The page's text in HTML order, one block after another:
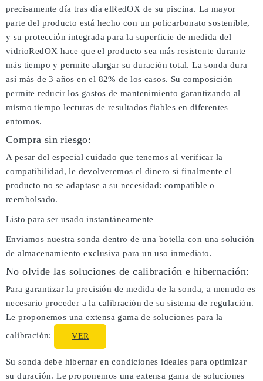
precisamente día tras día elRedOX de su piscina. La mayor
parte del producto está hecho con un policarbonato sostenible,
y su protección integrada para la superficie de medida del
vidrioRedOX hace que el producto sea más resistente durante
más tiempo y permite alargar su duración total. La sonda dura
así más de 3 años en el 82% de los casos. Su composición
permite reducir los gastos de mantenimiento garantizando al
mismo tiempo lecturas de resultados fiables en diferentes
entornos.
Compra sin riesgo:
A pesar del especial cuidado que tenemos al verificar la
compatibilidad, le devolveremos el dinero si finalmente el
producto no se adaptase a su necesidad: compatible o
reembolsado.
Listo para ser usado instantáneamente
Enviamos nuestra sonda dentro de una botella con una solución
de almacenamiento exclusiva para un uso inmediato.
No olvide las soluciones de calibración e hibernación:
Para garantizar la precisión de medida de la sonda, a menudo es
necesario proceder a la calibración de su sistema de regulación.
Le proponemos una extensa gama de soluciones para la
calibración:
VER
Su sonda debe hibernar en condiciones ideales para optimizar
su duración. Le proponemos una extensa gama de soluciones